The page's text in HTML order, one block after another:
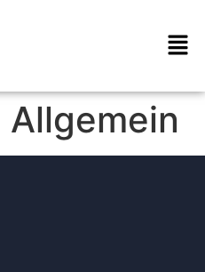
Allgemein